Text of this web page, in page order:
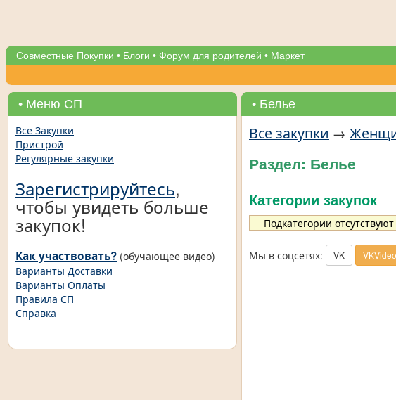
Совместные Покупки • Блоги • Форум для родителей • Маркет
• Меню СП
Все Закупки
Пристрой
Регулярные закупки
Зарегистрируйтесь,
чтобы увидеть больше
закупок!
Как участвовать? (обучающее видео)
Варианты Доставки
Варианты Оплаты
Правила СП
Справка
• Белье
Все закупки →
Раздел: Белье
Категории закупок
Подкатегории отсутствуют
Мы в соцсетях: VK VKVideo